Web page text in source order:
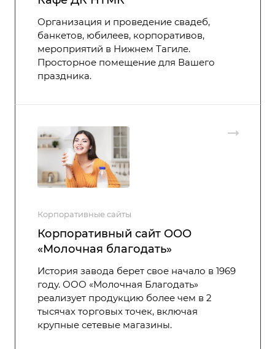
Организация и проведение свадеб,
банкетов, юбилеев, корпоративов,
мероприятий в Нижнем Тагиле.
Просторное помещение для Вашего
праздника.
Корпоративные сайты
Корпоративный сайт ООО
«Молочная благодать»
История завода берет свое начало в 1969
году. ООО «Молочная Благодать»
реализует продукцию более чем в 2
тысячах торговых точек, включая
крупные сетевые магазины.